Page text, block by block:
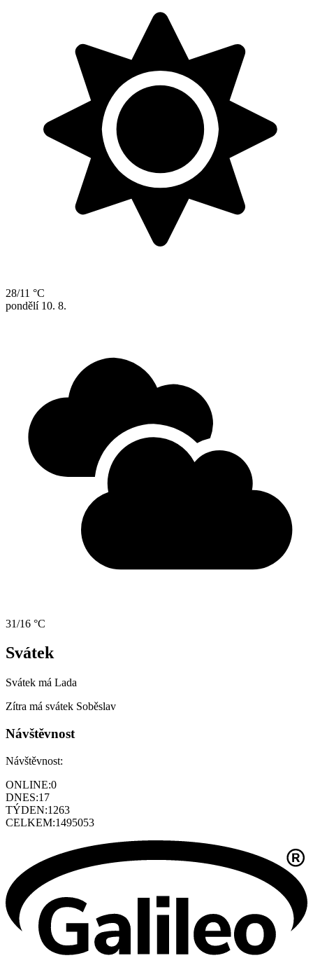
28/11 °C
pondělí 10. 8.
31/16 °C
Svátek
Svátek má Lada
Zítra má svátek Soběslav
Návštěvnost
Návštěvnost:
ONLINE:0
DNES:17
TÝDEN:1263
CELKEM:1495053